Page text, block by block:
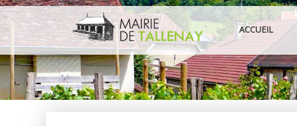
Aller
au
contenu
ACCUEIL